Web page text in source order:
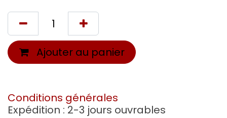
Ajouter au panier
Conditions générales
Expédition : 2-3 jours ouvrables